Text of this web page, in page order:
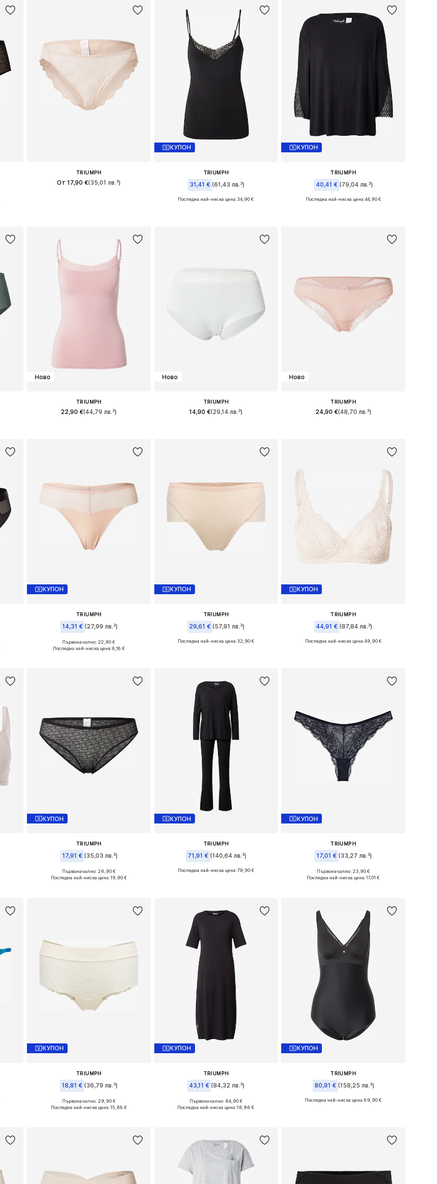
TRIUMPH
От 17,90 €(35,01 лв.³)
КУПОН
TRIUMPH
31,41 € (61,43 лв.³)
Налични размери: S, M-L
Последна най-ниска цена:34,90 €
КУПОН
TRIUMPH
40,41 € (79,04 лв.³)
Предлага се в много размери
Последна най-ниска цена:44,90 €
Ново
TRIUMPH
22,90 €(44,79 лв.³)
Ново
TRIUMPH
14,90 €(29,14 лв.³)
Ново
TRIUMPH
24,90 €(48,70 лв.³)
КУПОН
TRIUMPH
14,31 € (27,99 лв.³)
Налични размери: XS, S, L, XL
Първоначално: 22,90 €
Последна най-ниска цена:8,18 €
КУПОН
TRIUMPH
29,61 € (57,91 лв.³)
Налични размери: M, L
Последна най-ниска цена:32,90 €
КУПОН
TRIUMPH
44,91 € (87,84 лв.³)
Предлага се в много размери
Последна най-ниска цена:49,90 €
КУПОН
TRIUMPH
17,91 € (35,03 лв.³)
Налични размери: S-M
Първоначално: 26,90 €
Последна най-ниска цена:19,90 €
КУПОН
TRIUMPH
71,91 € (140,64 лв.³)
Налични размери: S-M, M-L
Последна най-ниска цена:79,90 €
КУПОН
TRIUMPH
17,01 € (33,27 лв.³)
Налични размери: XS-S, S, S-M
Първоначално: 23,90 €
Последна най-ниска цена:17,01 €
КУПОН
TRIUMPH
18,81 € (36,79 лв.³)
Налични размери: L, XXL
Първоначално: 29,90 €
Последна най-ниска цена:15,68 €
КУПОН
TRIUMPH
43,11 € (84,32 лв.³)
Налични размери: XS-S, S, S-M
Първоначално: 64,90 €
Последна най-ниска цена:19,96 €
КУПОН
TRIUMPH
80,91 € (158,25 лв.³)
Предлага се в много размери
Последна най-ниска цена:89,90 €